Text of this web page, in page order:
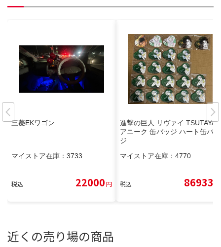
三菱EKワゴン
マイストア在庫： 3733
税込 22000円
進撃の巨人 リヴァイ TSUTAYA
アニーク 缶バッジ ハート缶バッ
ジ
マイストア在庫： 4770
税込 86933
近くの売り場の商品